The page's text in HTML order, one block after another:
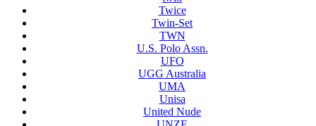
Twice
Twin-Set
TWN
U.S. Polo Assn.
UFO
UGG Australia
UMA
Unisa
United Nude